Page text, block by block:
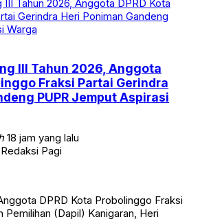
III Tahun 2026, Anggota
Fraksi Partai Gerindra
PUPR Jemput Aspirasi
18 jam yang lalu
Pagi
DPRD Kota Probolinggo Fraksi
Pemilihan (Dapil) Kanigaran, Heri